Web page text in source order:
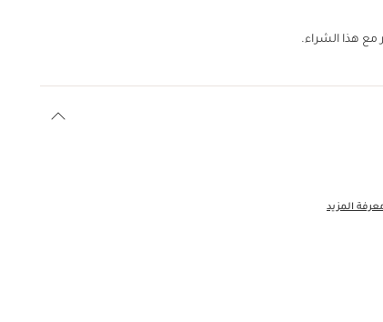
مع هذا الشراء.
المزيد